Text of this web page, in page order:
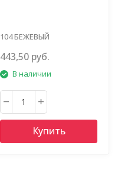
104 БЕЖЕВЫЙ
443,50 руб.
В наличии
Купить